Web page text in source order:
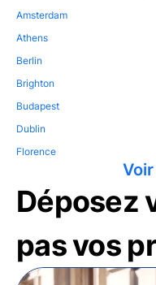
Amsterdam
Athens
Berlin
Brighton
Budapest
Dublin
Florence
Déposez
pas vos